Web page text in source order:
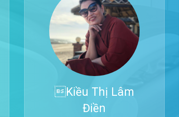
Kiều Thị Lâm
Điền